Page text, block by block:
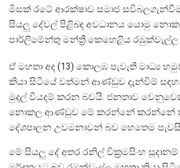
මිසක් රටේ ආරක්ෂාව සමාජ
සියලු දේවල් පිළිබඳ අවධානය යොමු
පාර්ලිමේන්තු මන්ත්‍රී කෙහෙළිය රඹුක්වැල්ල
ඒ මහතා අද (13) කොලඹ පැවැති මාධ්‍ය
කියා සිටියේ වත්මන් ආණ්ඩුව දැන්විම්
මුදල් වියදම් කරන බවයි. ජනතාව
නොකල ආණ්ඩුව මේ කරන්නේ කරන්නේ
දේශපාලන උවමනාවන් බව හෙතෙම
මේ සියලු දේ අතර රනිල් වික්‍රමසිංහ